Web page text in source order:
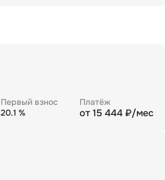
Первый взнос
20.1 %
Платёж
от15 444₽/мес